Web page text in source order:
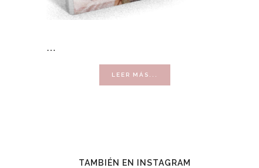
…
LEER MÁS...
DE
TAMBIÉN EN INSTAGRAM